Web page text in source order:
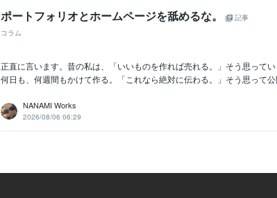
ポートフォリオとホームページを舐めるな。
記事
コラム
正直に言います。昔の私は、「いいものを作れば売れる。」そう思って
何日も、何週間もかけて作る。「これなら絶対に伝わる。」そう思って
NANAMI Works
2026/08/06 06:29